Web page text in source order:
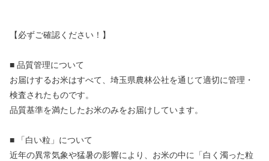
【必ずご確認ください！】
■ 品質管理について
お届けするお米はすべて、埼玉県農林公社を通じて適切に管理・
検査されたものです。
品質基準を満たしたお米のみをお届けしています。
■ 「白い粒」について
近年の異常気象や猛暑の影響により、お米の中に「白く濁った粒